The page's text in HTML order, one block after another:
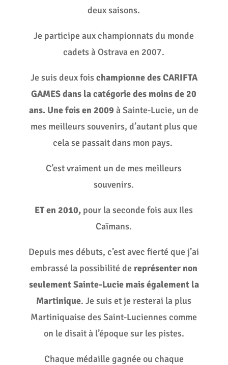
deux saisons.
Je participe aux championnats du monde
cadets à Ostrava en 2007.
Je suis deux foischampionne des CARIFTA
GAMES dans lacatégorie des moins de 20
ans. Une fois en 2009àSainte-Lucie, un de
mes meilleurs souvenirs, d’autant plus que
cela se passait dans mon pays.
C’est vraiment un de mes meilleurs
souvenirs.
ET en 2010, pour la seconde fois aux Iles
Caïmans.
Depuis mes débuts, c’est avec fierté que j’ai
embrassé la possibilité de représenter non
seulement Sainte-Lucie mais également la
Martinique. Je suis et je resterai la plus
Martiniquaise des Saint-Luciennes comme
on le disait à l’époque sur les pistes.
Chaque médaille gagnée ou chaque